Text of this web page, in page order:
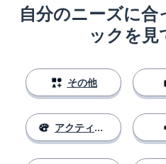
自分のニーズに
ックを見
その他
アクティビティ